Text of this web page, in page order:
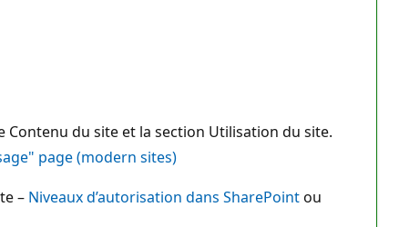
Contenu du site et la section Utilisation du site.
page (modern sites)
– Niveaux d’autorisation dans SharePointou